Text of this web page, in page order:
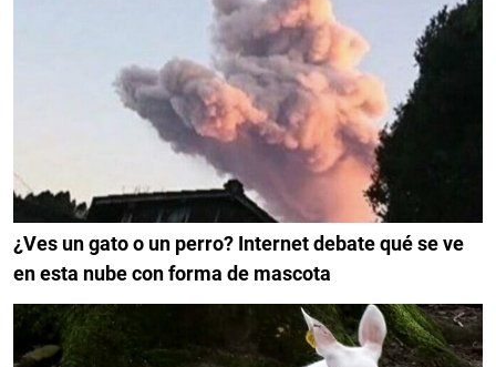
¿Ves un gato o un perro? Internet debate qué se ve
en esta nube con forma de mascota